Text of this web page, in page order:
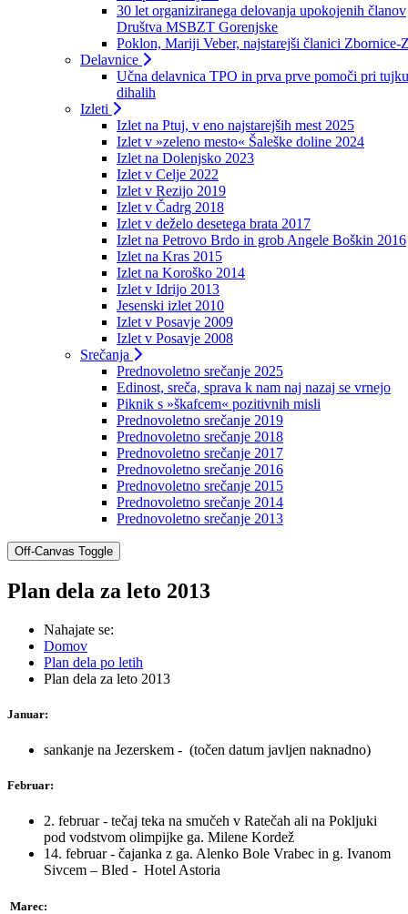
30 let organiziranega delovanja upokojenih članov
Društva MSBZT Gorenjske
Poklon, Mariji Veber, najstarejši članici Zbornice-
Delavnice
Učna delavnica TPO in prva prve pomoči pri
dihalih
Izleti
Izlet na Ptuj, v eno najstarejših mest 2025
Izlet v »zeleno mesto« Šaleške doline 2024
Izlet na Dolenjsko 2023
Izlet v Celje 2022
Izlet v Rezijo 2019
Izlet v Čadrg 2018
Izlet v deželo desetega brata 2017
Izlet na Petrovo Brdo in grob Angele Boškin 2016
Izlet na Kras 2015
Izlet na Koroško 2014
Izlet v Idrijo 2013
Jesenski izlet 2010
Izlet v Posavje 2009
Izlet v Posavje 2008
Srečanja
Prednovoletno srečanje 2025
Edinost, sreča, sprava k nam naj nazaj se vrnejo
Piknik s »škafcem« pozitivnih misli
Prednovoletno srečanje 2019
Prednovoletno srečanje 2018
Prednovoletno srečanje 2017
Prednovoletno srečanje 2016
Prednovoletno srečanje 2015
Prednovoletno srečanje 2014
Prednovoletno srečanje 2013
Off-Canvas Toggle
Plan dela za leto 2013
Nahajate se:
Domov
Plan dela po letih
Plan dela za leto 2013
Januar:
sankanje na Jezerskem - (točen datum javljen naknadno)
Februar:
2. februar - tečaj teka na smučeh v Ratečah ali na Pokljuki
pod vodstvom olimpijke ga. Milene Kordež
14. februar - čajanka z ga. Alenko Bole Vrabec in g. Ivanom
Sivcem – Bled - Hotel Astoria
Marec: